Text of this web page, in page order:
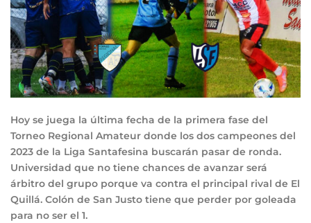
Hoy se juega la última fecha de la primera fase del
Torneo Regional Amateur donde los dos campeones del
2023 de la Liga Santafesina buscarán pasar de ronda.
Universidad que no tiene chances de avanzar será
árbitro del grupo porque va contra el principal rival de El
Quillá. Colón de San Justo tiene que perder por goleada
para no ser el 1.